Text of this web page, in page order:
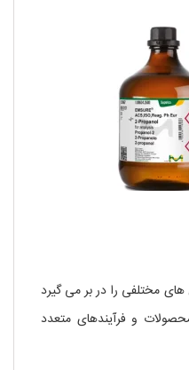
مختلفی را در بر می گیرد
و فرآیندهای متعدد